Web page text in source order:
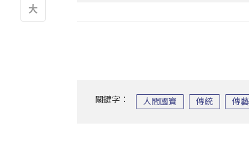
關鍵字： 人間國寶 傳統 傳